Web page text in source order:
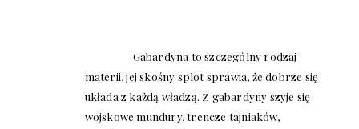
Gabardyna to szczególny rodzaj
materii, jej skośny splot sprawia, że dobrze się
układa z każdą władzą. Z gabardyny szyje się
wojskowe mundury, trencze tajniaków,